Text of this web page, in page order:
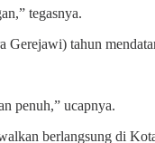
tegasnya.
Gerejawi) tahun
penuh,” ucapnya.
berlangsung di